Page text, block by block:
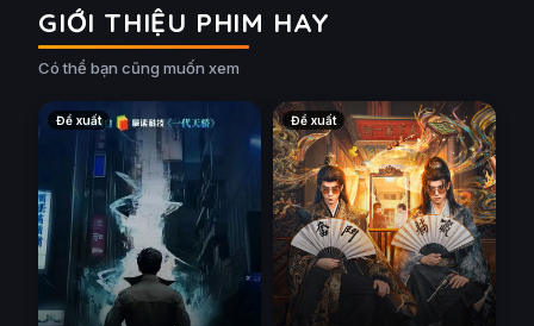
GIỚI THIỆU PHIM HAY
Có thể bạn cũng muốn xem
Đề xuất Đề xuất